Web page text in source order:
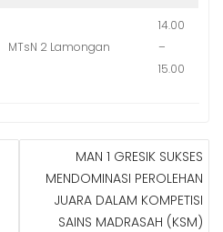
MTsN 2 Lamongan
14.00
–
15.00
MAN 1 GRESIK SUKSES
MENDOMINASI PEROLEHAN
JUARA DALAM KOMPETISI
SAINS MADRASAH (KSM)